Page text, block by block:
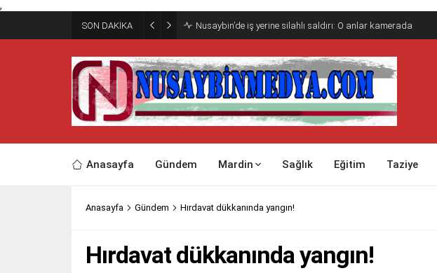
,
SON DAKİKA Nusaybin’de iş yerine silahlı saldırı: O anlar kamerada
Anasayfa Gündem Mardin Sağlık Eğitim Taziye
Anasayfa Gündem Hırdavat dükkanında yangın!
Hırdavat dükkanında yangın!